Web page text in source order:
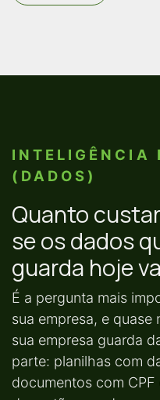
INTELIGÊNCIA
(DADOS)
Quanto
se os dados
guarda hoje
É a pergunta mais
sua empresa, e quase
sua empresa guarda
parte: planilhas com
documentos com